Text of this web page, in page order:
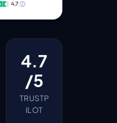
4.7
/5
TRUSTP
ILOT